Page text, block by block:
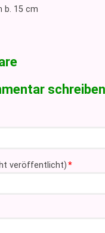
b. 15 cm
schreiben
veröffentlicht)*